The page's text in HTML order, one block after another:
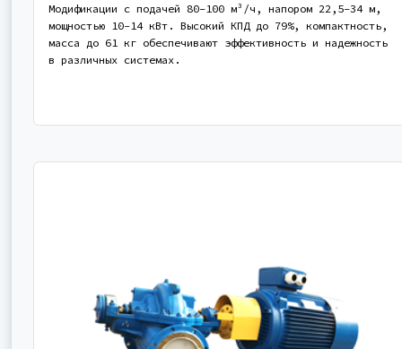
Модификации с подачей 80-100 м³/ч, напором 22,5-34 м,
мощностью 10-14 кВт. Высокий КПД до 79%, компактность,
масса до 61 кг обеспечивают эффективность и надежность
в различных системах.